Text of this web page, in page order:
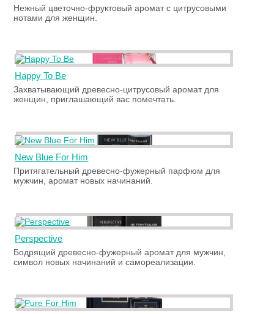
Нежный цветочно-фруктовый аромат с цитрусовыми
нотами для женщин.
Happy To Be
Захватывающий древесно-цитрусовый аромат для
женщин, приглашающий вас помечтать.
New Blue For Him
Притягательный древесно-фужерный парфюм для
мужчин, аромат новых начинаний.
Perspective
Бодрящий древесно-фужерный аромат для мужчин,
символ новых начинаний и самореализации.